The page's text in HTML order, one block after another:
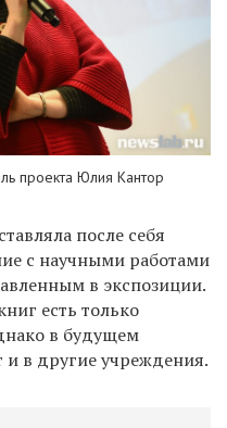
проекта Юлия Кантор
после себя
с научными работами
в экспозиции.
есть только
в будущем
и в другие учреждения.